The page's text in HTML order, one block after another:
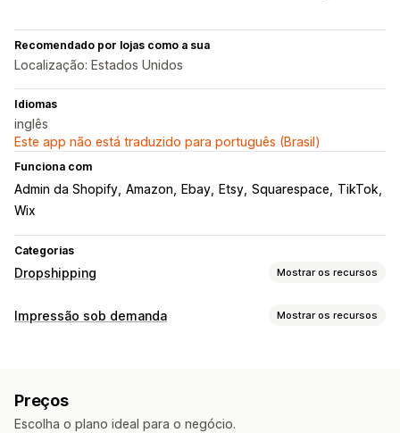
Recomendado por lojas como a sua
Localização: Estados Unidos
Idiomas
inglês
Este app não está traduzido para português (Brasil)
Funciona com
Admin da Shopify Amazon Ebay Etsy Squarespace
TikTok
Wix
Categorias
Dropshipping Mostrar os recursos
Produtos que você pode vender
Locais para aquisição de produtos
Impressão sob demanda Mostrar os recursos
Embalagens
Preços
Escolha o plano ideal para o negócio.